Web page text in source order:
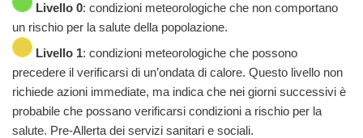
Livello 0: condizioni meteorologiche che non comportano
un rischio per la salute della popolazione.
Livello 1: condizioni meteorologiche che possono
precedere il verificarsi di un’ondata di calore. Questo livello non
richiede azioni immediate, ma indica che nei giorni successivi è
probabile che possano verificarsi condizioni a rischio per la
salute. Pre-Allerta dei servizi sanitari e sociali.